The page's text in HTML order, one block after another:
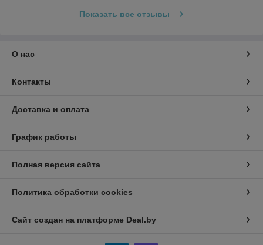
Показать все отзывы
О нас
Контакты
Доставка и оплата
График работы
Полная версия сайта
Политика обработки cookies
Сайт создан на платформе Deal.by